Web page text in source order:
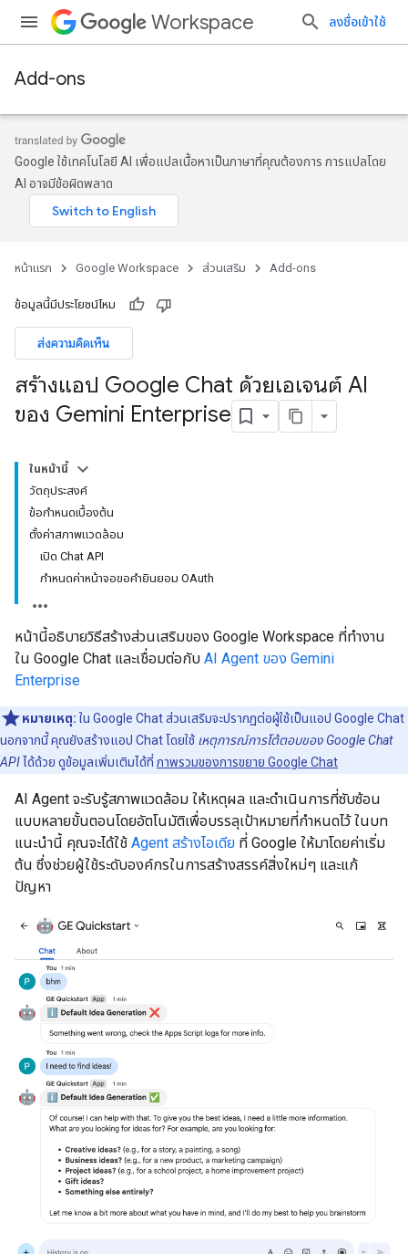
Workspace ลงชื่อเข้าใช้
Add-ons
Google ใช้เทคโนโลยี AI เพื่อแปลเนื้อหาเป็นภาษาที่คุณต้องการ การแปลโดย
AI อาจมีข้อผิดพลาด
หน้าแรก Google Workspace ส่วนเสริม Add-ons
ข้อมูลนี้มีประโยชน์ไหม
ส่งความคิดเห็น
สร้างแอป Google Chat ด้วยเอเจนต์ AI
ของ Gemini Enterprise
ในหน้านี้
วัตถุประสงค์
ข้อกำหนดเบื้องต้น
ตั้งค่าสภาพแวดล้อม
เปิด Chat API
กำหนดค่าหน้าจอขอคำยินยอม OAuth
หน้านี้อธิบายวิธีสร้างส่วนเสริมของ Google Workspace ที่ทำงาน
ใน Google Chat และเชื่อมต่อกับ AI Agent ของ Gemini
Enterprise
หมายเหตุ: ใน Google Chat ส่วนเสริมจะปรากฏต่อผู้ใช้เป็นแอป Google Chat
นอกจากนี้ คุณยังสร้างแอป Chat โดยใช้ เหตุการณ์การโต้ตอบของ Google Chat
API ได้ด้วย ดูข้อมูลเพิ่มเติมได้ที่ ภาพรวมของการขยาย Google Chat
AI Agent จะรับรู้สภาพแวดล้อม ให้เหตุผล และดำเนินการที่ซับซ้อน
แบบหลายขั้นตอนโดยอัตโนมัติเพื่อบรรลุเป้าหมายที่กำหนดไว้ ในบท
แนะนำนี้ คุณจะได้ใช้ Agent สร้างไอเดีย ที่ Google ให้มาโดยค่าเริ่ม
ต้น ซึ่งช่วยผู้ใช้ระดับองค์กรในการสร้างสรรค์สิ่งใหม่ๆ และแก้
ปัญหา